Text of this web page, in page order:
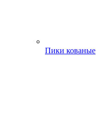
Пики кованые